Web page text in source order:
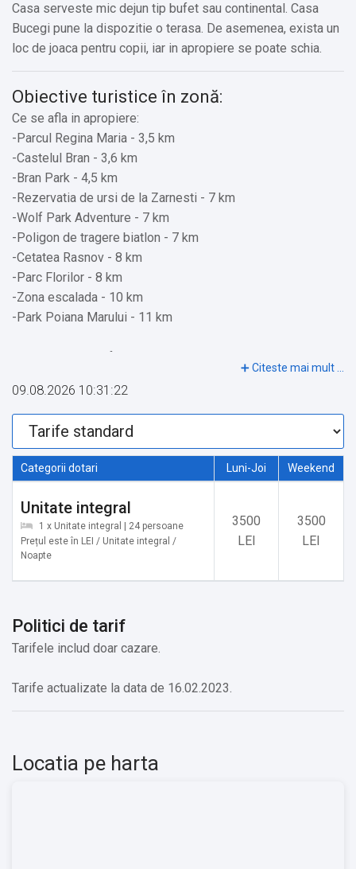
Casa serveste mic dejun tip bufet sau continental. Casa
Bucegi pune la dispozitie o terasa. De asemenea, exista un
loc de joaca pentru copii, iar in apropiere se poate schia.
Obiective turistice în zonă:
Ce se afla in apropiere:
-Parcul Regina Maria - 3,5 km
-Castelul Bran - 3,6 km
-Bran Park - 4,5 km
-Rezervatia de ursi de la Zarnesti - 7 km
-Wolf Park Adventure - 7 km
-Poligon de tragere biatlon - 7 km
-Cetatea Rasnov - 8 km
-Parc Florilor - 8 km
-Zona escalada - 10 km
-Park Poiana Marului - 11 km
Restaurante si cafenele:
-Cafenea/bar Restaurantul Coliba Vanatorului - 2,1 km
-Cafenea/bar Gentiana - 2,5 km
-Cafenea/bar Contele Vladimir - 2,5 km
Principalele atractii:
-Parcul de aventura Cheile Gradistei - 12 km
-Castelul Cantacuzino - 18 km
-First Romanian School Museum - 18 km
-Catherine's Gate - 18 km
-Strada Sforii - 19 km
-The White Tower - 19 km
-Piata Sfatului - 19 km
Instalatii pe cablu:
-Lupului - 13 km
-Stadion - 13 km
09.08.2026 10:31:22
Categorii dotari Luni-Joi Weekend
Unitate integral
1 x Unitate integral | 24 persoane
Prețul este în LEI / Unitate integral /
Noapte
3500
LEI
3500
LEI
Politici de tarif
Tarifele includ doar cazare.
Tarife actualizate la data de 16.02.2023.
Locatia pe harta